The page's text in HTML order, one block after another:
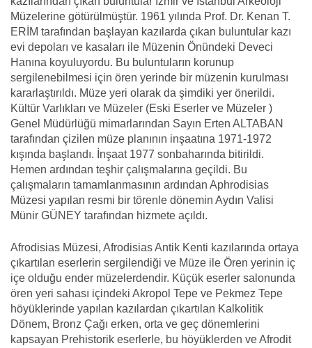
Müzelerine götürülmüştür. 1961 yılında Prof. Dr. Kenan T.
ERİM tarafından başlayan kazılarda çıkan buluntular kazı
evi depoları ve kasaları ile Müzenin Önündeki Deveci
Hanına koyuluyordu. Bu buluntuların korunup
sergilenebilmesi için ören yerinde bir müzenin kurulması
kararlaştırıldı. Müze yeri olarak da şimdiki yer önerildi.
Kültür Varlıkları ve Müzeler (Eski Eserler ve Müzeler )
Genel Müdürlüğü mimarlarından Sayın Erten ALTABAN
tarafından çizilen müze planının inşaatına 1971-1972
kışında başlandı. İnşaat 1977 sonbaharında bitirildi.
Hemen ardından teşhir çalışmalarına geçildi. Bu
çalışmaların tamamlanmasının ardından Aphrodisias
Müzesi yapılan resmi bir törenle dönemin Aydın Valisi
Münir GÜNEY tarafından hizmete açıldı.
Afrodisias Müzesi, Afrodisias Antik Kenti kazılarında ortaya
çıkartılan eserlerin sergilendiği ve Müze ile Ören yerinin iç
içe olduğu ender müzelerdendir. Küçük eserler salonunda
ören yeri sahası içindeki Akropol Tepe ve Pekmez Tepe
höyüklerinde yapılan kazılardan çıkartılan Kalkolitik
Dönem, Bronz Çağı erken, orta ve geç dönemlerini
kapsayan Prehistorik eserlerle, bu höyüklerden ve Afrodit